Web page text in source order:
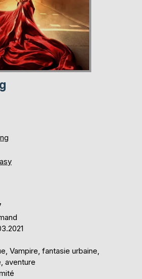
Vampire, fantasie urbaine,
aventure